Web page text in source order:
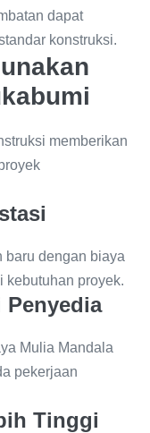
dapat
konstruksi.
memberikan
baru dengan biaya
kebutuhan proyek.
Penyedia
Mulia Mandala
pekerjaan
Tinggi